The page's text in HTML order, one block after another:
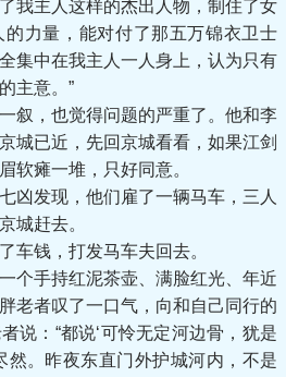
我主人这样的杰出人物，制住了女
力量，能对付了那五万锦衣卫士
集中在我主人一人身上，认为只有
主意。”
，也觉得问题的严重了。他和李
城已近，先回京城看看，如果江剑
软瘫一堆，只好同意。
发现，他们雇了一辆马车，三人
城赶去。
钱，打发马车夫回去。
手持红泥茶壶、满脸红光、年近
老者叹了一口气，向和自己同行的
说：“都说‘可怜无定河边骨，犹是
然。昨夜东直门外护城河内，不是